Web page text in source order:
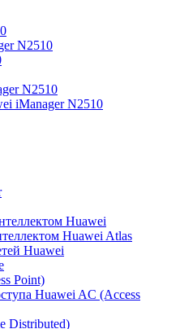
N2510
N2510
iManager N2510
Huawei
Huawei Atlas
Huawei
Point)
Huawei AC (Access
Distributed)